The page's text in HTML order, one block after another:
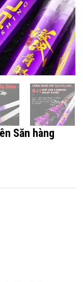
Săn hàng